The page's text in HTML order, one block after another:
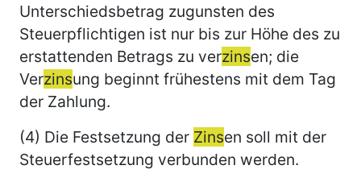
Unterschiedsbetrag zugunsten des
Steuerpflichtigen ist nur bis zur Höhe des zu
erstattenden Betrags zu verzinsen; die
Verzinsung beginnt frühestens mit dem Tag
der Zahlung.
(4) Die Festsetzung der Zinsen soll mit der
Steuerfestsetzung verbunden werden.